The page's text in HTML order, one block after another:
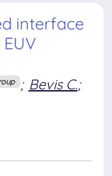
interface
; Bevis C.;